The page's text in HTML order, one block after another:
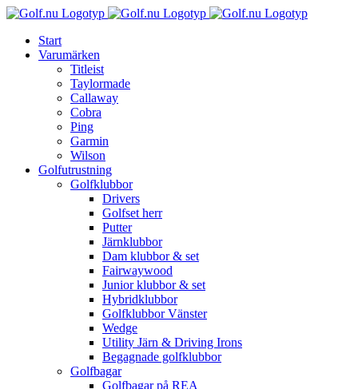
Fortsätt
innehållet
Start
Varumärken
Titleist
Taylormade
Callaway
Cobra
Ping
Garmin
Wilson
Golfutrustning
Golfklubbor
Drivers
Golfset herr
Putter
Järnklubbor
Dam klubbor & set
Fairwaywood
Junior klubbor & set
Hybridklubbor
Golfklubbor Vänster
Wedge
Utility Järn & Driving Irons
Begagnade golfklubbor
Golfbagar
Golfbagar på REA